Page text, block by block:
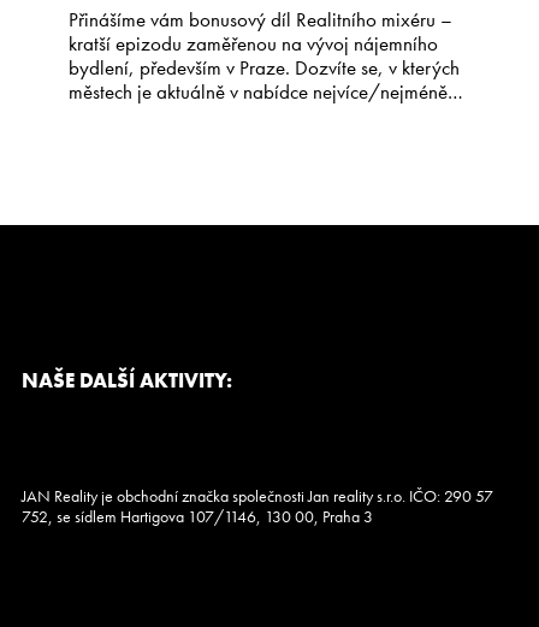
Přinášíme vám bonusový díl Realitního mixéru –
kratší epizodu zaměřenou na vývoj nájemního
bydlení, především v Praze. Dozvíte se, v kterých
městech je aktuálně v nabídce nejvíce/nejméně
NAŠE DALŠÍ AKTIVITY:
JAN Reality je obchodní značka společnosti Jan reality s.r.o. IČO: 290 57
752, se sídlem Hartigova 107/1146, 130 00, Praha 3